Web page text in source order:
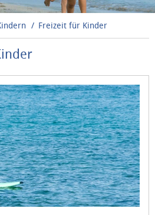
Freizeit für Kinder